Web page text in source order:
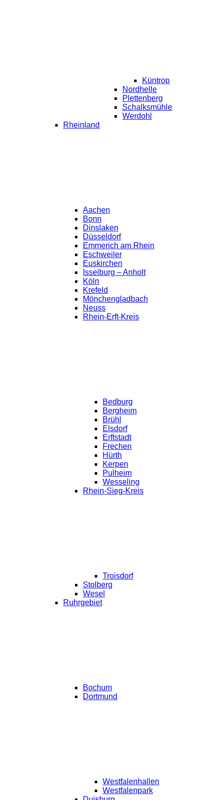
Küntrop
Nordhelle
Plettenberg
Schalksmühle
Werdohl
Rheinland
Aachen
Bonn
Dinslaken
Düsseldorf
Emmerich am Rhein
Eschweiler
Euskirchen
Isselburg – Anholt
Köln
Krefeld
Mönchengladbach
Neuss
Rhein-Erft-Kreis
Bedburg
Bergheim
Brühl
Elsdorf
Erftstadt
Frechen
Hürth
Kerpen
Pulheim
Wesseling
Rhein-Sieg-Kreis
Troisdorf
Stolberg
Wesel
Ruhrgebiet
Bochum
Dortmund
Westfalenhallen
Westfalenpark